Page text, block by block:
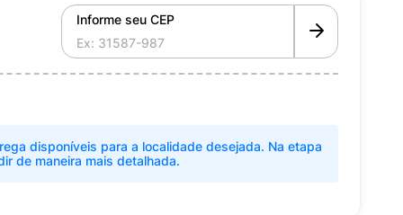
Informe seu CEP
disponíveis para a localidade desejada. Na etapa
de maneira mais detalhada.